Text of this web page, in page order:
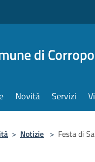
di
Novità Servizi
> Notizie > Festa di